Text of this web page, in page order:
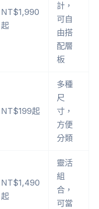
NT$1,990
起
計，
可自
由搭
配層
板
NT$199起
多種
尺
寸，
方便
分類
NT$1,490
起
靈活
組
合，
可當